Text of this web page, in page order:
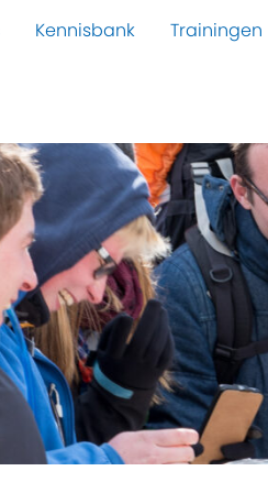
Kennisbank Trainingen